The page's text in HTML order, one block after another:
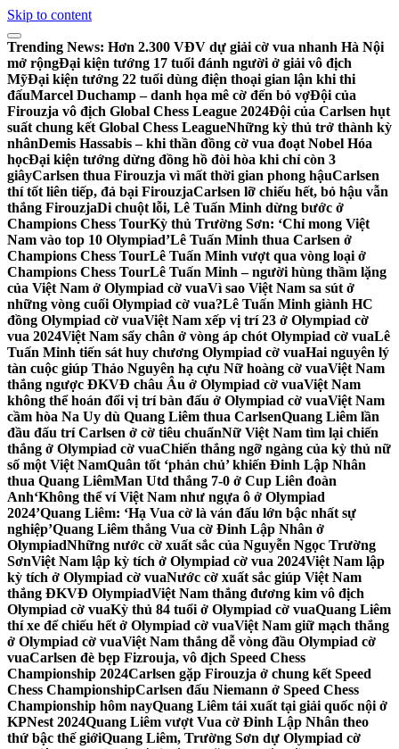
Skip to content
Trending News: Hơn 2.300 VĐV dự giải cờ vua nhanh Hà Nội
mở rộngĐại kiện tướng 17 tuổi đánh người ở giải vô địch
MỹĐại kiện tướng 22 tuổi dùng điện thoại gian lận khi thi
đấuMarcel Duchamp – danh họa mê cờ đến bỏ vợĐội của
Firouzja vô địch Global Chess League 2024Đội của Carlsen hụt
suất chung kết Global Chess LeagueNhững kỳ thủ trở thành kỳ
nhânDemis Hassabis – khi thần đồng cờ vua đoạt Nobel Hóa
họcĐại kiện tướng dừng đồng hồ đòi hòa khi chỉ còn 3
giâyCarlsen thua Firouzja vì mất thời gian phong hậuCarlsen
thí tốt liên tiếp, đả bại FirouzjaCarlsen lỡ chiếu hết, bỏ hậu vẫn
thắng FirouzjaDi chuột lỗi, Lê Tuấn Minh dừng bước ở
Champions Chess TourKỳ thủ Trường Sơn: ‘Chỉ mong Việt
Nam vào top 10 Olympiad’Lê Tuấn Minh thua Carlsen ở
Champions Chess TourLê Tuấn Minh vượt qua vòng loại ở
Champions Chess TourLê Tuấn Minh – người hùng thầm lặng
của Việt Nam ở Olympiad cờ vuaVì sao Việt Nam sa sút ở
những vòng cuối Olympiad cờ vua?Lê Tuấn Minh giành HC
đồng Olympiad cờ vuaViệt Nam xếp vị trí 23 ở Olympiad cờ
vua 2024Việt Nam sẩy chân ở vòng áp chót Olympiad cờ vuaLê
Tuấn Minh tiến sát huy chương Olympiad cờ vuaHai nguyên lý
tàn cuộc giúp Thảo Nguyên hạ cựu Nữ hoàng cờ vuaViệt Nam
thắng ngược ĐKVĐ châu Âu ở Olympiad cờ vuaViệt Nam
không thể hoán đổi vị trí bàn đấu ở Olympiad cờ vuaViệt Nam
cầm hòa Na Uy dù Quang Liêm thua CarlsenQuang Liêm lần
đầu đấu trí Carlsen ở cờ tiêu chuẩnNữ Việt Nam tìm lại chiến
thắng ở Olympiad cờ vuaChiến thắng ngỡ ngàng của kỳ thủ nữ
số một Việt NamQuân tốt ‘phản chủ’ khiến Đinh Lập Nhân
thua Quang LiêmMan Utd thắng 7-0 ở Cup Liên đoàn
Anh‘Không thể ví Việt Nam như ngựa ô ở Olympiad
2024’Quang Liêm: ‘Hạ Vua cờ là ván đấu lớn bậc nhất sự
nghiệp’Quang Liêm thắng Vua cờ Đinh Lập Nhân ở
OlympiadNhững nước cờ xuất sắc của Nguyễn Ngọc Trường
SơnViệt Nam lập kỳ tích ở Olympiad cờ vua 2024Việt Nam lập
kỳ tích ở Olympiad cờ vuaNước cờ xuất sắc giúp Việt Nam
thắng ĐKVĐ OlympiadViệt Nam thắng đương kim vô địch
Olympiad cờ vuaKỳ thủ 84 tuổi ở Olympiad cờ vuaQuang Liêm
thí xe để chiếu hết ở Olympiad cờ vuaViệt Nam giữ mạch thắng
ở Olympiad cờ vuaViệt Nam thắng dễ vòng đầu Olympiad cờ
vuaCarlsen đè bẹp Fizrouja, vô địch Speed Chess
Championship 2024Carlsen gặp Firouzja ở chung kết Speed
Chess ChampionshipCarlsen đấu Niemann ở Speed Chess
Championship hôm nayQuang Liêm tái xuất tại giải quốc nội ở
KPNest 2024Quang Liêm vượt Vua cờ Đinh Lập Nhân theo
thứ bậc thế giớiQuang Liêm, Trường Sơn dự Olympiad cờ